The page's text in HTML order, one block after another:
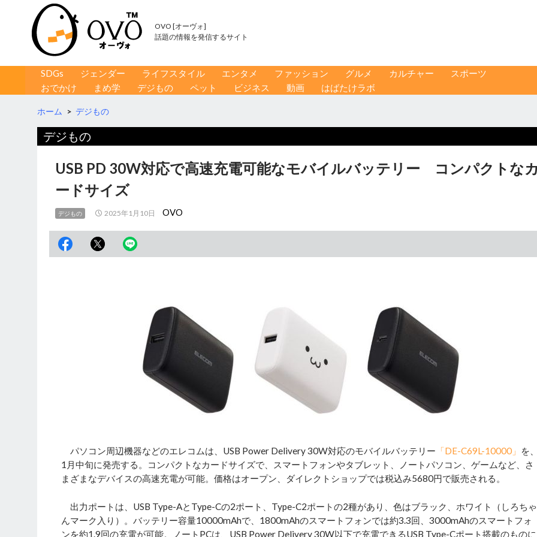
OVO [オーヴォ]
話題の情報を発信するサイト
コンテンツへ移動
SDGs ジェンダー ライフスタイル エンタメ ファッション グルメ カルチャー
スポーツ
おでかけ
まめ学 デジもの ペット ビジネス 動画 はばたけラボ
ホーム > デジもの
デジもの
USB PD 30W対応で高速充電可能なモバイルバッテリー コンパクトな
ードサイズ
デジもの 2025年1月10日 OVO
パソコン周辺機器などのエレコムは、USB Power Delivery 30W対応のモバイルバッテリー 「DE-C69L-10000」
を
1月中旬に発売する。コンパクトなカードサイズで、スマートフォンやタブレット、ノートパソコン、ゲームなど、さ
まざまなデバイスの高速充電が可能。価格はオープン、ダイレクトショップでは税込み5680円で販売される。
出力ポートは、USB Type-AとType-Cの2ポート、Type-C2ポートの2種があり、色はブラック、ホワイト（しろちゃ
んマーク入り）。バッテリー容量10000mAhで、1800mAhのスマートフォンでは約3.3回、3000mAhのスマートフォ
ンを約1.9回の充電が可能。ノートPCは、USB Power Delivery 30W以下で充電できるUSB Type-Cポート搭載のものに